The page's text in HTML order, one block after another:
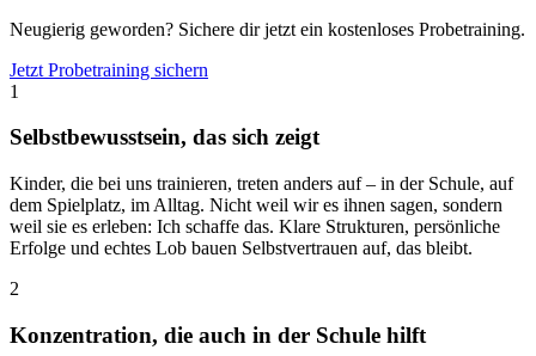
Neugierig geworden? Sichere dir jetzt ein kostenloses Probetraining.
Jetzt Probetraining sichern
1
Selbstbewusstsein, das sich zeigt
Kinder, die bei uns trainieren, treten anders auf – in der Schule, auf
dem Spielplatz, im Alltag. Nicht weil wir es ihnen sagen, sondern
weil sie es erleben: Ich schaffe das. Klare Strukturen, persönliche
Erfolge und echtes Lob bauen Selbstvertrauen auf, das bleibt.
2
Konzentration, die auch in der Schule hilft